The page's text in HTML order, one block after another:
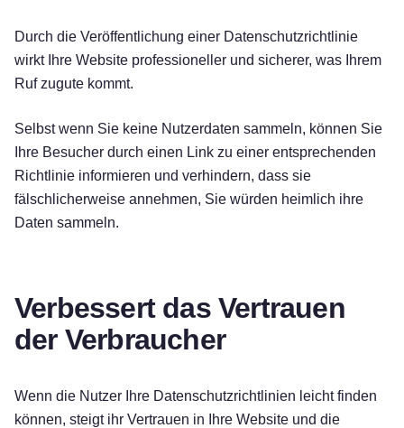
Durch die Veröffentlichung einer Datenschutzrichtlinie
wirkt Ihre Website professioneller und sicherer, was Ihrem
Ruf zugute kommt.
Selbst wenn Sie keine Nutzerdaten sammeln, können Sie
Ihre Besucher durch einen Link zu einer entsprechenden
Richtlinie informieren und verhindern, dass sie
fälschlicherweise annehmen, Sie würden heimlich ihre
Daten sammeln.
Verbessert das Vertrauen
der Verbraucher
Wenn die Nutzer Ihre Datenschutzrichtlinien leicht finden
können, steigt ihr Vertrauen in Ihre Website und die